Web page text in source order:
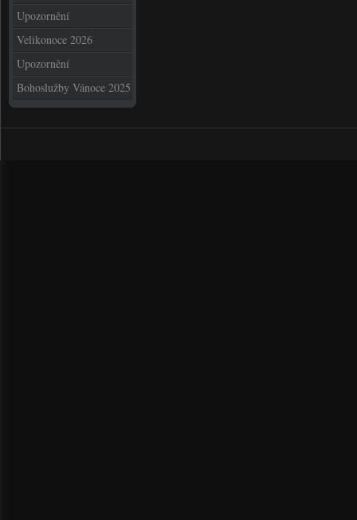
Upozornění
Velikonoce 2026
Upozornění
Bohoslužby Vánoce 2025